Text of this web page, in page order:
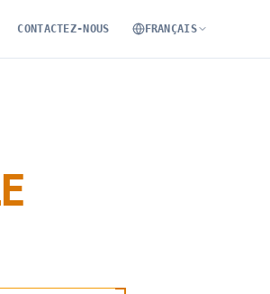
CONTACTEZ-NOUS FRANÇAIS